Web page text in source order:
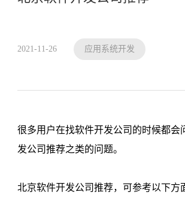
2021-11-26 应用系统开发
很多用户在找软件开发公司的时候都会
发公司推荐之类的问题。
北京软件开发公司推荐，可参考以下方